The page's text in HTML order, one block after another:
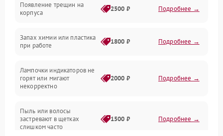
Проблемы с сигналом
Батарея
Программные сбои
Появление трещин на
корпуса
2500 ₽ Подробнее →
Запах химии или пластика
при работе
1800 ₽ Подробнее →
Лампочки индикаторов не
горят или мигают
некорректно
2000 ₽ Подробнее →
Пыль или волосы
застревают в щетках
слишком часто
1500 ₽ Подробнее →